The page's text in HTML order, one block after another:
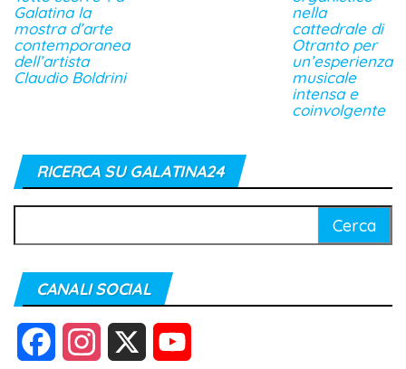
Galatina la
mostra d’arte
contemporanea
dell’artista
Claudio Boldrini
nella
cattedrale di
Otranto per
un’esperienza
musicale
intensa e
coinvolgente
RICERCA SU GALATINA24
per:
CANALI SOCIAL